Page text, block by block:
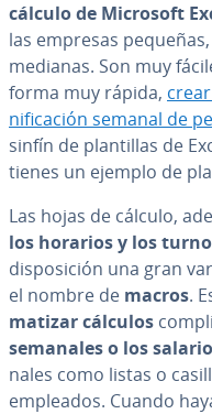
cálculo de Microsoft
las empresas
medianas. Son muy
forma muy rápida,
ni­fi­ca­ción semanal de
sinfín de pla­n­ti­llas de
tienes un ejemplo de
Las hojas de cálculo,
los horarios y los
di­s­po­si­ción una gran
el nombre de macros.
ma­ti­zar cálculos
semanales o los
na­les como listas o
empleados. Cuando